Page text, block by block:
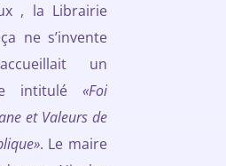
, la Librairie
ne s’invente
un
intitulé «Foi
et Valeurs de
. Le maire